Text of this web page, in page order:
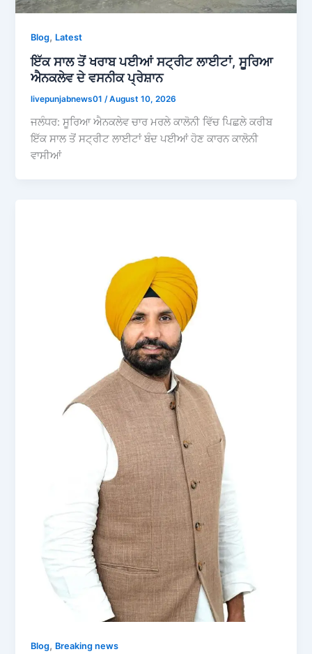
Blog, Latest
ਇੱਕ ਸਾਲ ਤੋਂ ਖਰਾਬ ਪਈਆਂ ਸਟ੍ਰੀਟ ਲਾਈਟਾਂ, ਸੂਰਿਆ
ਐਨਕਲੇਵ ਦੇ ਵਸਨੀਕ ਪ੍ਰੇਸ਼ਾਨ
livepunjabnews01/August 10, 2026
ਜਲੰਧਰ: ਸੂਰਿਆ ਐਨਕਲੇਵ ਚਾਰ ਮਰਲੇ ਕਾਲੋਨੀ ਵਿੱਚ ਪਿਛਲੇ ਕਰੀਬ
ਇੱਕ ਸਾਲ ਤੋਂ ਸਟ੍ਰੀਟ ਲਾਈਟਾਂ ਬੰਦ ਪਈਆਂ ਹੋਣ ਕਾਰਨ ਕਾਲੋਨੀ
ਵਾਸੀਆਂ
Blog, Breaking news